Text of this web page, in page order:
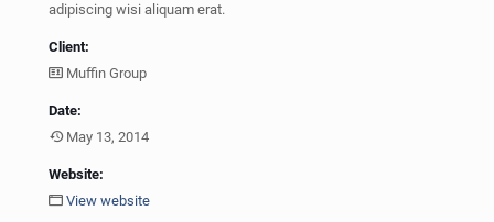
adipiscing wisi aliquam erat.
Client:
Muffin Group
Date:
May 13, 2014
Website:
View website